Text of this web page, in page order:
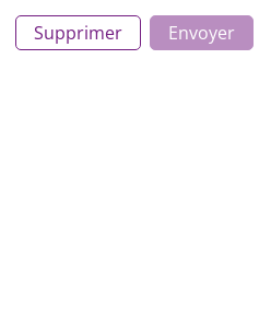
Supprimer Envoyer